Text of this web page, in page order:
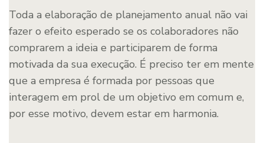
Toda a elaboração de planejamento anual não vai
fazer o efeito esperado se os colaboradores não
comprarem a ideia e participarem de forma
motivada da sua execução. É preciso ter em mente
que a empresa é formada por pessoas que
interagem em prol de um objetivo em comum e,
por esse motivo, devem estar em harmonia.